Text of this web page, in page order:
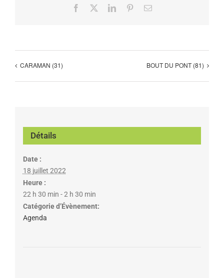
Facebook LinkedInPinterestEmail
CARAMAN (31) BOUT DU PONT (81)
Détails
Date :
18 juillet 2022
Heure :
22 h 30 min - 2 h 30 min
Catégorie d’Évènement:
Agenda